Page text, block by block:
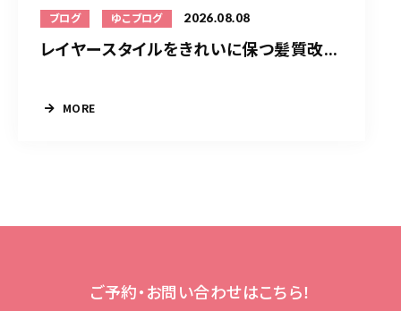
ブログ ゆこブログ 2026.08.08
レイヤースタイルをきれいに保つ髪質改...
MORE
ご予約・お問い合わせはこちら！